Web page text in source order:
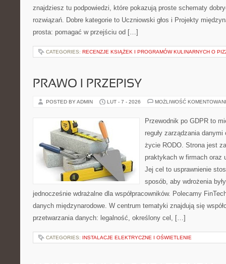
znajdziesz tu podpowiedzi, które pokazują proste schematy
rozwiązań. Dobre kategorie to Uczniowski głos i Projekty
prosta: pomagać w przejściu od […]
CATEGORIES: RECENZJE KSIĄŻEK I PROGRAMÓW KULINARNYCH O
PRAWO I PRZEPISY
POSTED BY ADMIN LUT - 7 - 2026 MOŻLIWOŚĆ
Przewodnik po GDPR to
reguły zarządzania
życie RODO. Strona jest
praktykach w firmach oraz
Jej cel to usprawnienie
sposób, aby wdrożenia
jednocześnie wdrażalne dla współpracowników. Polecamy
danych międzynarodowe. W centrum tematyki znajdują się
przetwarzania danych: legalność, określony cel, […]
CATEGORIES: INSTALACJE ELEKTRYCZNE I OŚWIETLENIE